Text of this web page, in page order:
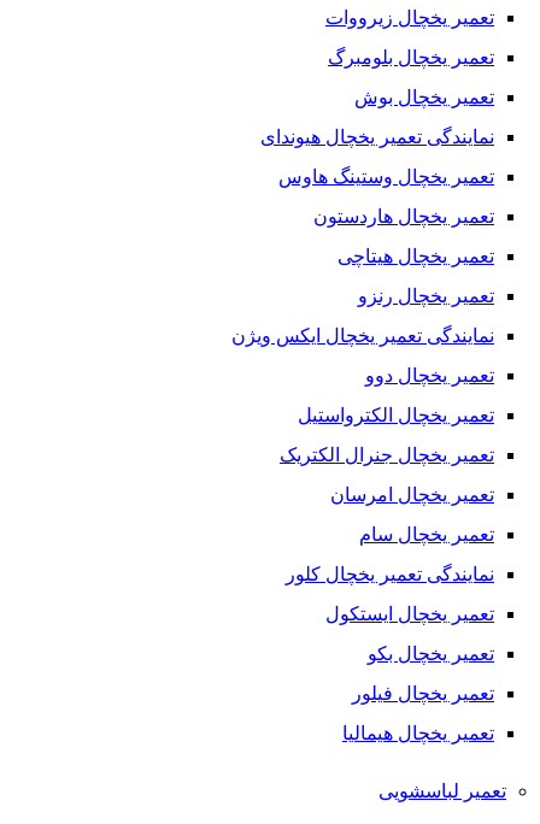
تعمیر یخچال زیرووات
تعمیر یخچال بلومبرگ
تعمیر یخچال بوش
نمایندگی تعمیر یخچال هیوندای
تعمیر یخچال وستینگ هاوس
تعمیر یخچال هاردستون
تعمیر یخچال هیتاچی
تعمیر یخچال رنزو
نمایندگی تعمیر یخچال ایکس ویژن
تعمیر یخچال دوو
تعمیر یخچال الکترواستیل
تعمیر یخچال جنرال الکتریک
تعمیر یخچال امرسان
تعمیر یخچال سام
نمایندگی تعمیر یخچال کلور
تعمیر یخچال ایستکول
تعمیر یخچال بکو
تعمیر یخچال فیلور
تعمیر یخچال هیمالیا
تعمیر لباسشویی